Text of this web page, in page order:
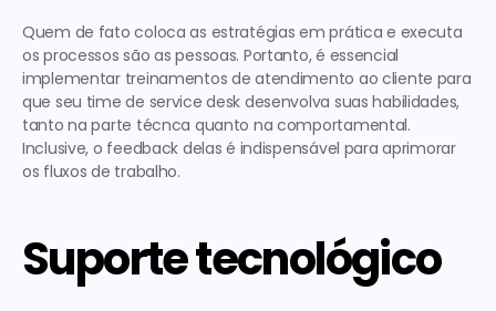
Quem de fato coloca as estratégias em prática e executa
os processos são as pessoas. Portanto, é essencial
implementar treinamentos de atendimento ao cliente para
que seu time de service desk desenvolva suas habilidades,
tanto na parte técnca quanto na comportamental.
Inclusive, o feedback delas é indispensável para aprimorar
os fluxos de trabalho.
Suporte tecnológico